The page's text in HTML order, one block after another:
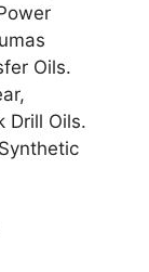
Oils.
Drill Oils.